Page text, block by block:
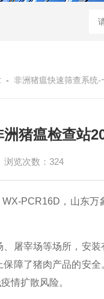
WX-WMSM微型多参
-非洲猪瘟快速筛查系统-一款
猪瘟检查站
浏览次数：324
PCR16D，山东
屠宰场等场所，安
障了猪肉产品的安
情扩散风险。